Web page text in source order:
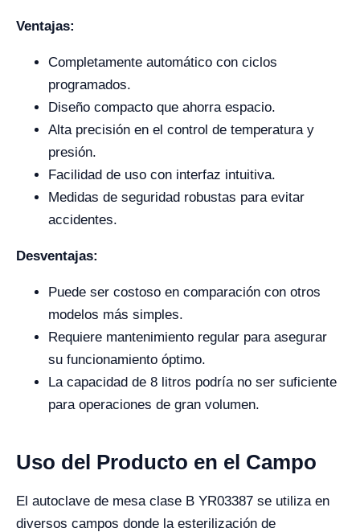
Ventajas:
Completamente automático con ciclos
programados.
Diseño compacto que ahorra espacio.
Alta precisión en el control de temperatura y
presión.
Facilidad de uso con interfaz intuitiva.
Medidas de seguridad robustas para evitar
accidentes.
Desventajas:
Puede ser costoso en comparación con otros
modelos más simples.
Requiere mantenimiento regular para asegurar
su funcionamiento óptimo.
La capacidad de 8 litros podría no ser suficiente
para operaciones de gran volumen.
Uso del Producto en el Campo
El autoclave de mesa clase B YR03387 se utiliza en
diversos campos donde la esterilización de